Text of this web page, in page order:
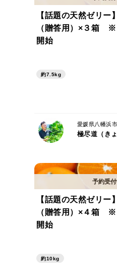
【話題の天然ゼリー
（贈答用）×３箱 ※
開始
約7.5kg
愛媛県八幡浜市
極尽道（き
【話題の天然ゼリー
（贈答用）×４箱 ※
開始
約10kg